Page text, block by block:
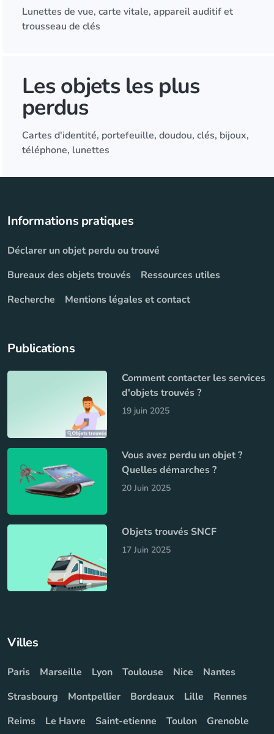
Lunettes de vue, carte vitale, appareil auditif et
trousseau de clés
Les objets les plus
perdus
Cartes d'identité, portefeuille, doudou, clés, bijoux,
téléphone, lunettes
Informations pratiques
Déclarer un objet perdu ou trouvé
Bureaux des objets trouvés
Ressources utiles
Recherche
Mentions légales et contact
Publications
Comment contacter les services
d'objets trouvés ?
19 juin 2025
Vous avez perdu un objet ?
Quelles démarches ?
20 Juin 2025
Objets trouvés SNCF
17 Juin 2025
Villes
Paris Marseille Lyon Toulouse Nice
Nantes
Strasbourg
Montpellier Bordeaux Lille
Rennes
Reims
Le Havre Saint-etienne Toulon Grenoble